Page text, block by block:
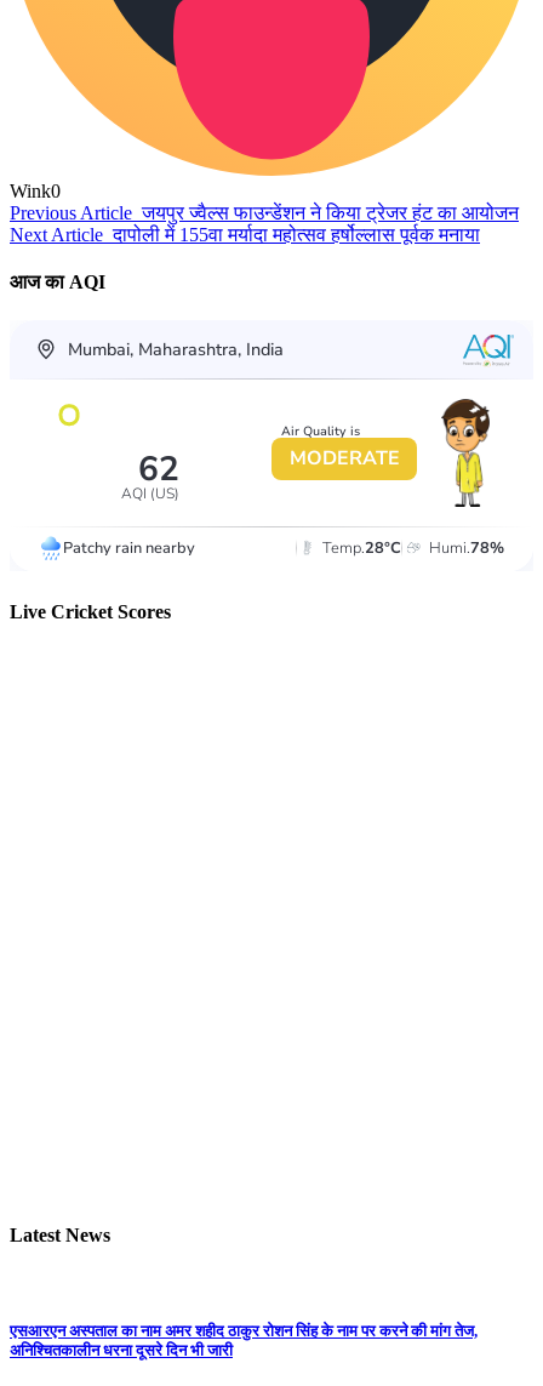
Wink0
Previous Article जयपुर ज्वैल्स फाउन्डेंशन ने किया ट्रेजर हंट का आयोजन
Next Article दापोली में 155वा मर्यादा महोत्सव हर्षोल्लास पूर्वक मनाया
आज का AQI
Live Cricket Scores
Latest News
एसआरएन अस्पताल का नाम अमर शहीद ठाकुर रोशन सिंह के नाम पर करने की मांग तेज,
अनिश्चितकालीन धरना दूसरे दिन भी जारी